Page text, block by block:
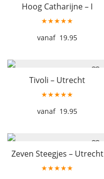
Hoog Catharijne – I
★★★★★
19.95
Tivoli – Utrecht
★★★★★
19.95
Zeven Steegjes – Utrecht
★★★★★